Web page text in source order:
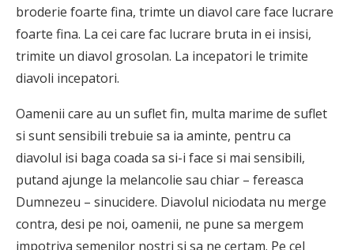
broderie foarte fina, trimte un diavol care face lucrare
foarte fina. La cei care fac lucrare bruta in ei insisi,
trimite un diavol grosolan. La incepatori le trimite
diavoli incepatori.
Oamenii care au un suflet fin, multa marime de suflet
si sunt sensibili trebuie sa ia aminte, pentru ca
diavolul isi baga coada sa si-i face si mai sensibili,
putand ajunge la melancolie sau chiar – fereasca
Dumnezeu – sinucidere. Diavolul niciodata nu merge
contra, desi pe noi, oamenii, ne pune sa mergem
impotriva semenilor nostri si sa ne certam. Pe cel